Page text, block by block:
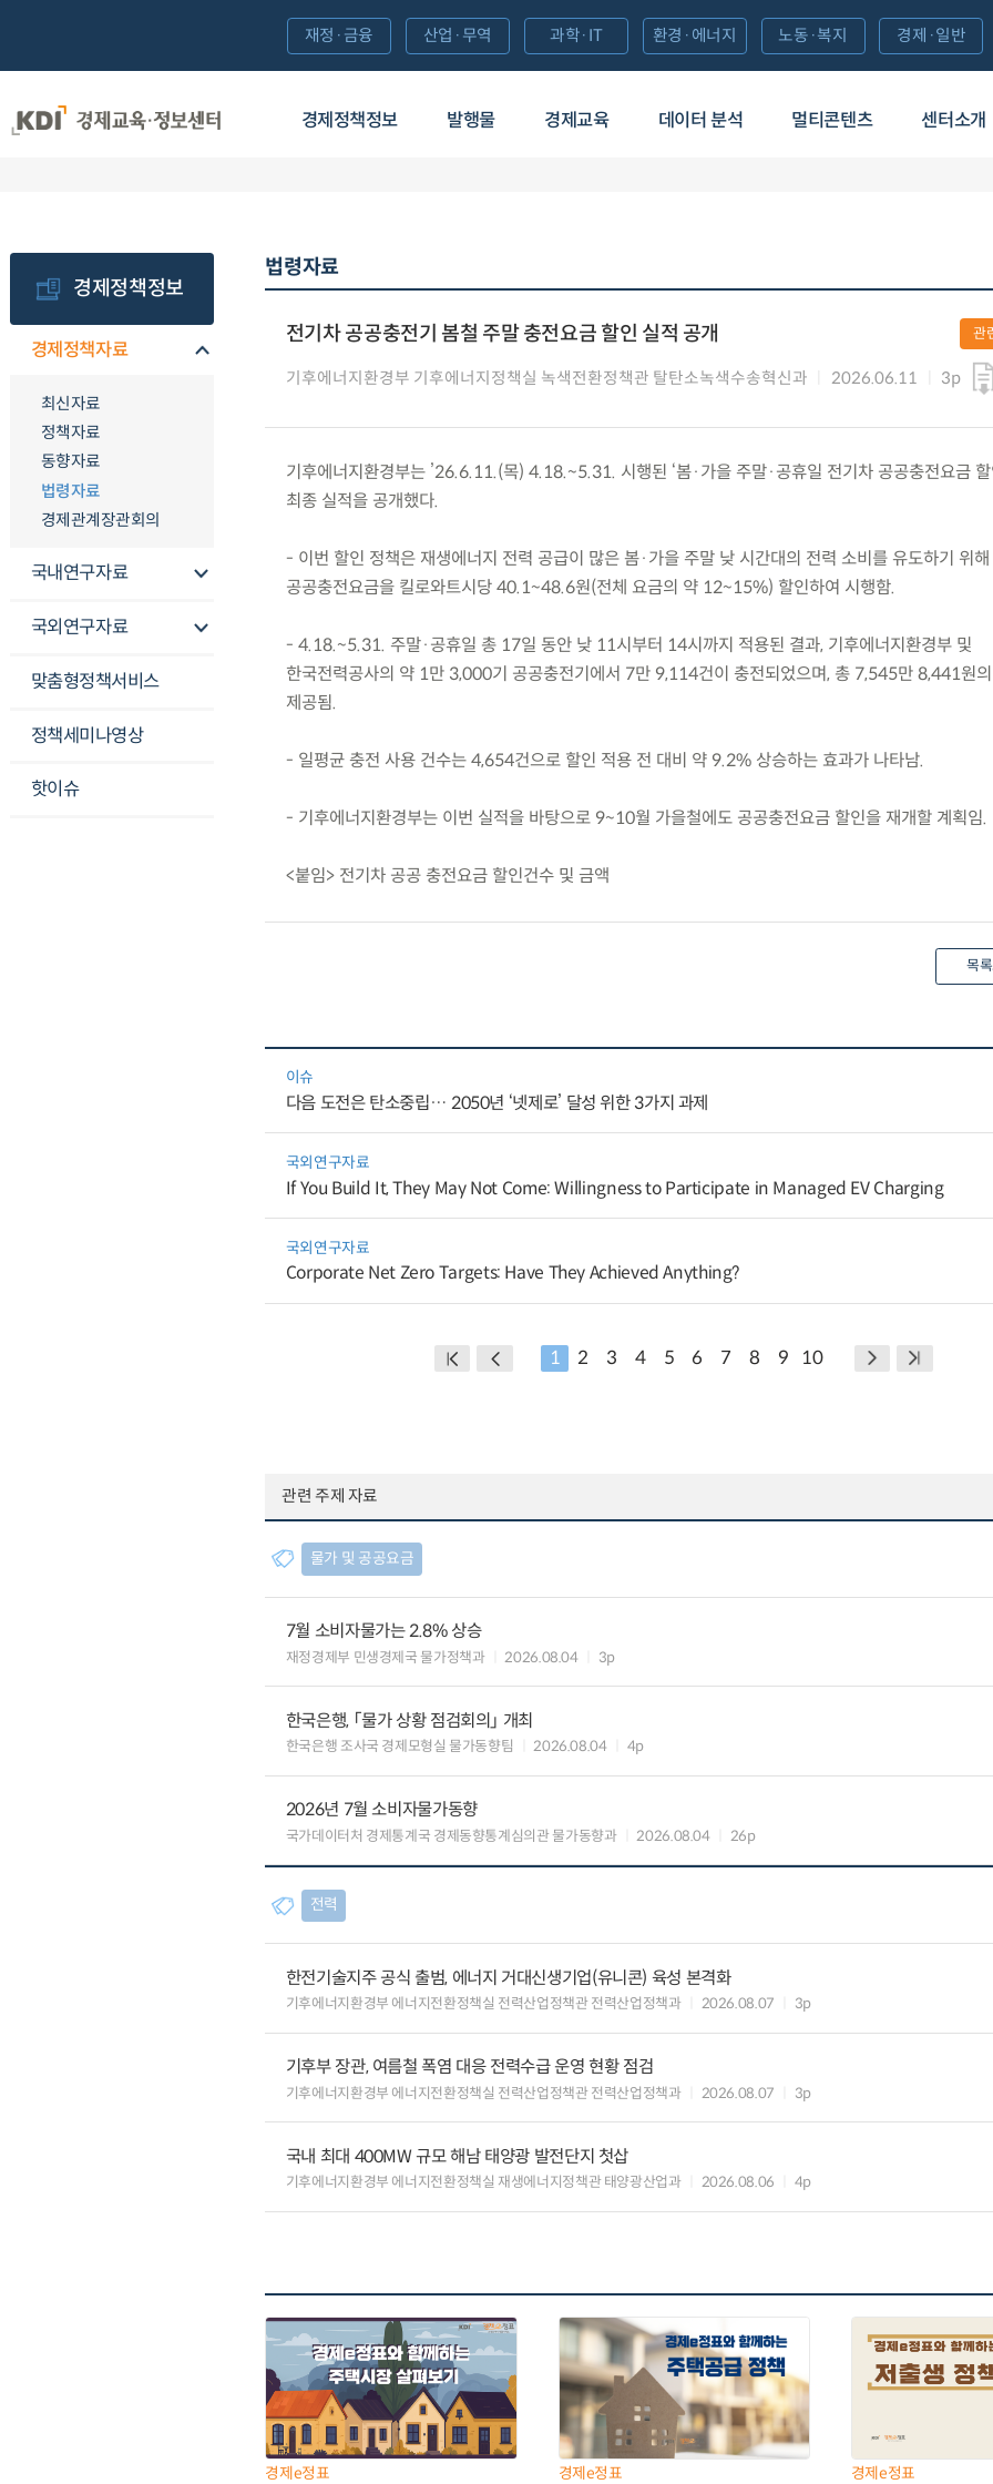
경제정책정보 발행물 경제교육 데이터 분석 멀티콘텐츠 센터소개
재정·금융 산업·무역 과학·IT 환경·에너지 노동·복지 경제·일반
경제정책정보
경제정책자료
최신자료
정책자료
동향자료
법령자료
경제관계장관회의
국내연구자료
국외연구자료
맞춤형정책서비스
정책세미나영상
핫이슈
법령자료
전기차 공공충전기 봄철 주말 충전요금 할인 실적 공개
기후에너지환경부 기후에너지정책실 녹색전환정책관 탈탄소녹색수송혁신과 2026.06.11 3p
관
기후에너지환경부는 ’26.6.11.(목) 4.18.~5.31. 시행된 ‘봄·가을 주말·공휴일 전기차 공공충전요금 할
최종 실적을 공개했다.
- 이번 할인 정책은 재생에너지 전력 공급이 많은 봄·가을 주말 낮 시간대의 전력 소비를 유도하기 위
공공충전요금을 킬로와트시당 40.1~48.6원(전체 요금의 약 12~15%) 할인하여 시행함.
- 4.18.~5.31. 주말·공휴일 총 17일 동안 낮 11시부터 14시까지 적용된 결과, 기후에너지환경부 및
한국전력공사의 약 1만 3,000기 공공충전기에서 7만 9,114건이 충전되었으며, 총 7,545만 8,441원의
제공됨.
- 일평균 충전 사용 건수는 4,654건으로 할인 적용 전 대비 약 9.2% 상승하는 효과가 나타남.
- 기후에너지환경부는 이번 실적을 바탕으로 9~10월 가을철에도 공공충전요금 할인을 재개할 계획임.
<붙임> 전기차 공공 충전요금 할인건수 및 금액
목록
이슈
다음 도전은 탄소중립… 2050년 ‘넷제로’ 달성 위한 3가지 과제
국외연구자료
If You Build It, They May Not Come: Willingness to Participate in Managed EV Charging
국외연구자료
Corporate Net Zero Targets: Have They Achieved Anything?
1 2 3 4 5 6 7 8 9 10
관련 주제 자료
물가 및 공공요금
7월 소비자물가는 2.8% 상승
재정경제부 민생경제국 물가정책과 2026.08.04 3p
한국은행, 「물가 상황 점검회의」 개최
한국은행 조사국 경제모형실 물가동향팀 2026.08.04 4p
2026년 7월 소비자물가동향
국가데이터처 경제통계국 경제동향통계심의관 물가동향과 2026.08.04 26p
전력
한전기술지주 공식 출범, 에너지 거대신생기업(유니콘) 육성 본격화
기후에너지환경부 에너지전환정책실 전력산업정책관 전력산업정책과 2026.08.07 3p
기후부 장관, 여름철 폭염 대응 전력수급 운영 현황 점검
기후에너지환경부 에너지전환정책실 전력산업정책관 전력산업정책과 2026.08.07 3p
국내 최대 400MW 규모 해남 태양광 발전단지 첫삽
기후에너지환경부 에너지전환정책실 재생에너지정책관 태양광산업과 2026.08.06 4p
경제e정표 경제e정표 경제e정표